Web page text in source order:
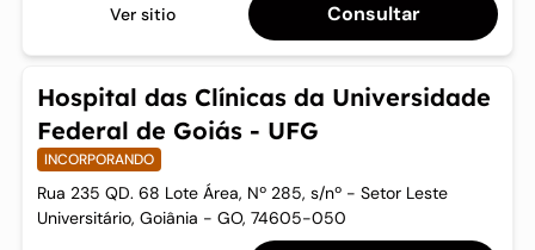
Ver sitio Consultar
Hospital das Clínicas da Universidade
Federal de Goiás - UFG
INCORPORANDO
Rua 235 QD. 68 Lote Área, Nº 285, s/nº - Setor Leste
Universitário, Goiânia - GO, 74605-050